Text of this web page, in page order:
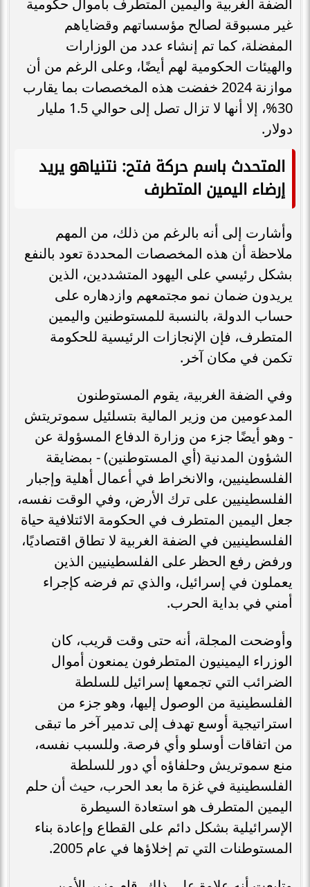
غير مسبوقة لصالح مؤسساتهم وقضاياهم
المفضلة، كما تم إنشاء عدد من الوزارات
والهيئات الحكومية لهم أيضًا، وعلى الرغم من أن
موازنة 2024 خفضت هذه المخصصات بما يقارب
30%، إلا أنها لا تزال تصل إلى حوالي 1.5 مليار
دولار.
المتحدث باسم حركة فتح: نتنياهو يريد
إرضاء اليمين المتطرف
وأشارت إلى أنه بالرغم من ذلك، من المهم
ملاحظة أن هذه المخصصات المحددة تعود بالنفع
بشكل رئيسي على اليهود المتشددين، الذين
يريدون ضمان نمو مجتمعهم وازدهاره على
حساب الدولة، بالنسبة للمستوطنين واليمين
المتطرف، فإن الإنجازات الرئيسية للحكومة
تكمن في مكان آخر.
وفي الضفة الغربية، يقوم المستوطنون
المدعومين من وزير المالية بتسلئيل سموتريتش
- وهو أيضًا جزء من وزارة الدفاع المسؤولة عن
الشؤون المدنية (أي المستوطنين) - بمضايقة
الفلسطينيين، والانخراط في أعمال أهلية وإجبار
الفلسطينيين على ترك الأرض، وفي الوقت نفسه،
جعل اليمين المتطرف في الحكومة الائتلافية حياة
الفلسطينيين في الضفة الغربية لا تطاق اقتصاديًا،
ورفض رفع الحظر على الفلسطينيين الذين
يعملون في إسرائيل، والذي تم فرضه كإجراء
أمني في بداية الحرب.
وأوضحت المجلة، أنه حتى وقت قريب، كان
الوزراء اليمينيون المتطرفون يمنعون أموال
الضرائب التي تجمعها إسرائيل للسلطة
الفلسطينية من الوصول إليها، وهو جزء من
استراتيجية أوسع تهدف إلى تدمير آخر ما تبقى
من اتفاقات أوسلو وأي فرصة. وللسبب نفسه،
منع سموتريش وحلفاؤه أي دور للسلطة
الفلسطينية في غزة ما بعد الحرب، حيث أن حلم
اليمين المتطرف هو استعادة السيطرة
الإسرائيلية بشكل دائم على القطاع وإعادة بناء
المستوطنات التي تم إخلاؤها في عام 2005.